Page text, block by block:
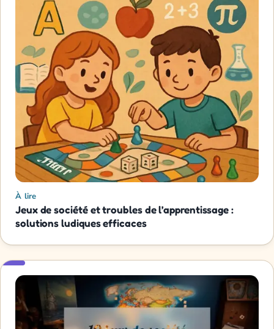
À lire
Jeux de société et troubles de l’apprentissage :
solutions ludiques efficaces